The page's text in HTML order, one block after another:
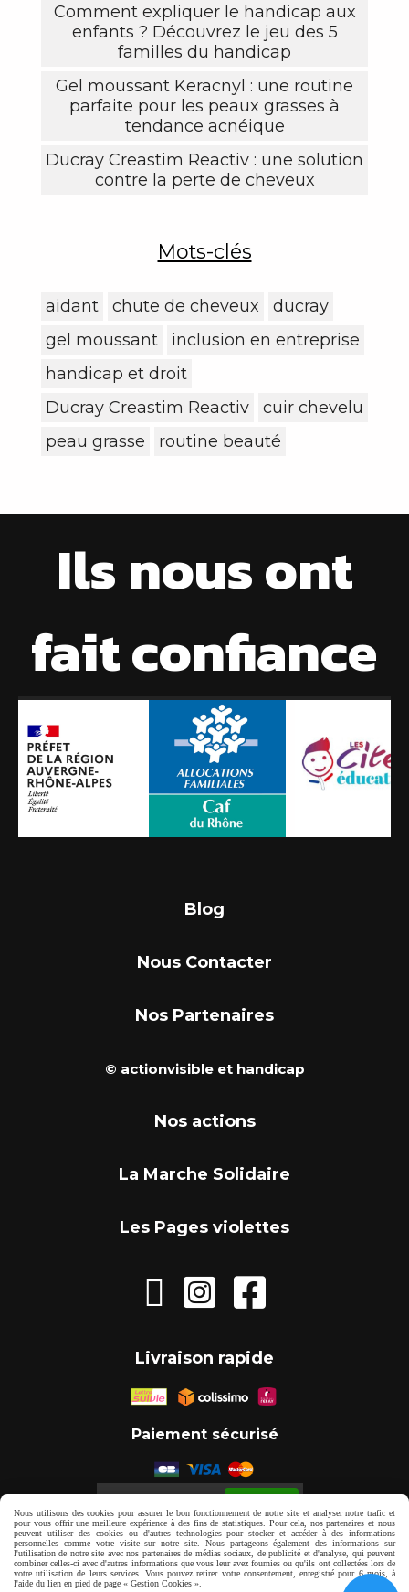
Comment expliquer le handicap aux
enfants ? Découvrez le jeu des 5
familles du handicap
Gel moussant Keracnyl : une routine
parfaite pour les peaux grasses à
tendance acnéique
Ducray Creastim Reactiv : une solution
contre la perte de cheveux
Mots-clés
aidant chute de cheveux
ducray
gel moussant
inclusion en entreprise
handicap et droit
Ducray Creastim Reactiv
cuir chevelu
peau grasse
routine beauté
Ils nous ont
fait confiance
Blog
Nous Contacter
Nos Partenaires
© actionvisible et handicap
Nos actions
La Marche Solidaire
Les Pages violettes
  
Livraison rapide
Paiement sécurisé
Mentions Légales
Gestion cookies
Nous utilisons des cookies pour assurer le bon fonctionnement de notre site et analyser notre trafic et
pour vous offrir une meilleure expérience à des fins de statistiques. Pour cela, nos partenaires et nous
peuvent utiliser des cookies ou d'autres technologies pour stocker et accéder à des informations
personnelles comme votre visite sur notre site. Nous partageons également des informations sur
l'utilisation de notre site avec nos partenaires de médias sociaux, de publicité et d'analyse, qui peuvent
combiner celles-ci avec d'autres informations que vous leur avez fournies ou qu'ils ont collectées lors de
votre utilisation de leurs services. Vous pouvez retirer votre consentement, enregistré pour 6 mois, à
l'aide du lien en pied de page « Gestion Cookies ».